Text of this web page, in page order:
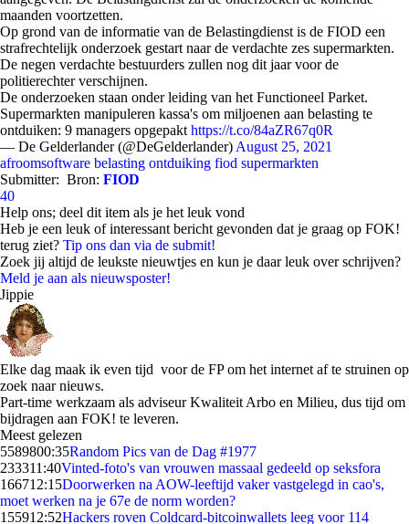
maanden voortzetten.
Op grond van de informatie van de Belastingdienst is de FIOD een
strafrechtelijk onderzoek gestart naar de verdachte zes supermarkten.
De negen verdachte bestuurders zullen nog dit jaar voor de
politierechter verschijnen.
De onderzoeken staan onder leiding van het Functioneel Parket.
Supermarkten manipuleren kassa's om miljoenen aan belasting te
ontduiken: 9 managers opgepakt https://t.co/84aZR67q0R
— De Gelderlander (@DeGelderlander) August 25, 2021
afroomsoftware belasting ontduiking fiod supermarkten
Submitter: Bron: FIOD
40
Help ons; deel dit item als je het leuk vond
Heb je een leuk of interessant bericht gevonden dat je graag op FOK!
terug ziet? Tip ons dan via de submit!
Zoek jij altijd de leukste nieuwtjes en kun je daar leuk over schrijven?
Meld je aan als nieuwsposter!
Jippie
Elke dag maak ik even tijd voor de FP om het internet af te struinen op
zoek naar nieuws.
Part-time werkzaam als adviseur Kwaliteit Arbo en Milieu, dus tijd om
bijdragen aan FOK! te leveren.
Meest gelezen
5589800:35Random Pics van de Dag #1977
233311:40Vinted-foto's van vrouwen massaal gedeeld op seksfora
166712:15Doorwerken na AOW-leeftijd vaker vastgelegd in cao's,
moet werken na je 67e de norm worden?
155912:52Hackers roven Coldcard-bitcoinwallets leeg voor 114